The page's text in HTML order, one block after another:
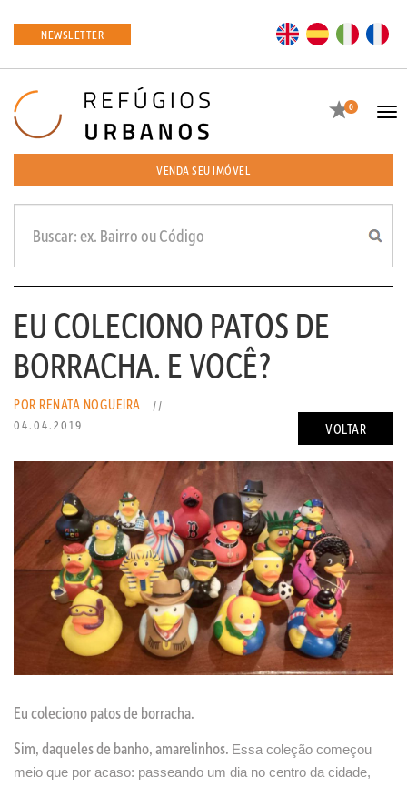
NEWSLETTER EN ES
Favoritos
0
VENDA SEU IMÓVEL
EU COLECIONO PATOS DE
BORRACHA. E VOCÊ?
VOLTAR
POR RENATA NOGUEIRA
//
04.04.2019
Eu coleciono patos de borracha.
Sim, daqueles de banho, amarelinhos. Essa coleção começou
meio que por acaso: passeando um dia no centro da cidade,